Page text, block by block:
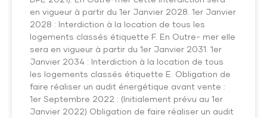
en vigueur à partir du 1er Janvier 2028. 1er Janvier
2028 : Interdiction à la location de tous les
logements classés étiquette F. En Outre- mer elle
sera en vigueur à partir du 1er Janvier 2031. 1er
Janvier 2034 : Interdiction à la location de tous
les logements classés étiquette E. Obligation de
faire réaliser un audit énergétique avant vente :
1er Septembre 2022 : (Initialement prévu au 1er
Janvier 2022) Obligation de faire réaliser un audit